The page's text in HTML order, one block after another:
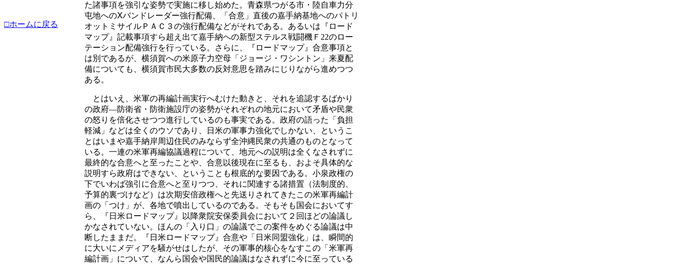
□ホームに戻る
た諸事項を強引な姿勢で実施に移し始めた。青森県つがる市・陸自車力分
屯地へのⅩバンドレーダー強行配備、「合意」直後の嘉手納基地へのパトリ
オットミサイルＰＡＣ３の強行配備などがそれである。あるいは『ロード
マップ』記載事項すら超え出て嘉手納への新型ステルス戦闘機Ｆ22のロー
テーション配備強行を行っている。さらに、『ロードマップ』合意事項と
は別であるが、横須賀への米原子力空母「ジョージ・ワシントン」来夏配
備についても、横須賀市民大多数の反対意思を踏みにじりながら進めつつ
ある。
とはいえ、米軍の再編計画実行へむけた動きと、それを追認するばかり
の政府―防衛省・防衛施設庁の姿勢がそれぞれの地元において矛盾や民衆
の怒りを倍化させつつ進行しているのも事実である。政府の語った「負担
軽減」などは全くのウソであり、日米の軍事力強化でしかない、というこ
とはいまや嘉手納岸周辺住民のみならず全沖縄民衆の共通のものとなって
いる。一連の米軍再編協議過程について、地元への説明は全くなされずに
最終的な合意へと至ったことや、合意以後現在に至るも、およそ具体的な
説明すら政府はできない、ということも根底的な要因である。小泉政権の
下でいわば強引に合意へと至りつつ、それに関連する諸措置（法制度的、
予算的裏づけなど）は次期安倍政権へと先送りされてきたこの米軍再編計
画の「つけ」が、各地で噴出しているのである。そもそも国会においてす
ら、『日米ロードマップ』以降衆院安保委員会において２回ほどの論議し
かなされていない。ほんの「入り口」の論議でこの案件をめぐる論議は中
断したままだ。『日米ロードマップ』合意や「日米同盟強化」は、瞬間的
に大いにメディアを騒がせはしたが、その軍事的核心をなすこの「米軍再
編計画」について、なんら国会や国民的論議はなされずに今に至っている